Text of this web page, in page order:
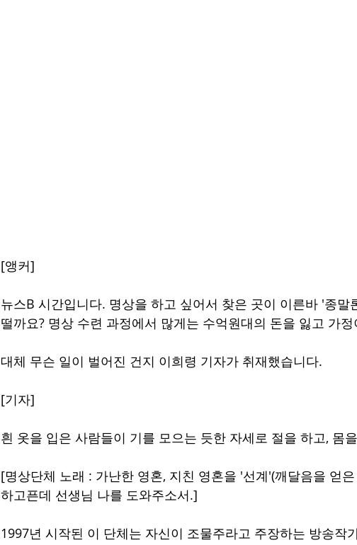
[앵커]
뉴스B 시간입니다. 명상을 하고 싶어서 찾은 곳이 이른바 '종말
떨까요? 명상 수련 과정에서 많게는 수억원대의 돈을 잃고 가
대체 무슨 일이 벌어진 건지 이희령 기자가 취재했습니다.
[기자]
흰 옷을 입은 사람들이 기를 모으는 듯한 자세로 절을 하고, 몸
[명상단체 노래 : 가난한 영혼, 지친 영혼을 '선계'(깨달음을 얻
하고픈데 선생님 나를 도와주소서.]
1997년 시작된 이 단체는 자신이 조물주라고 주장하는 방송작